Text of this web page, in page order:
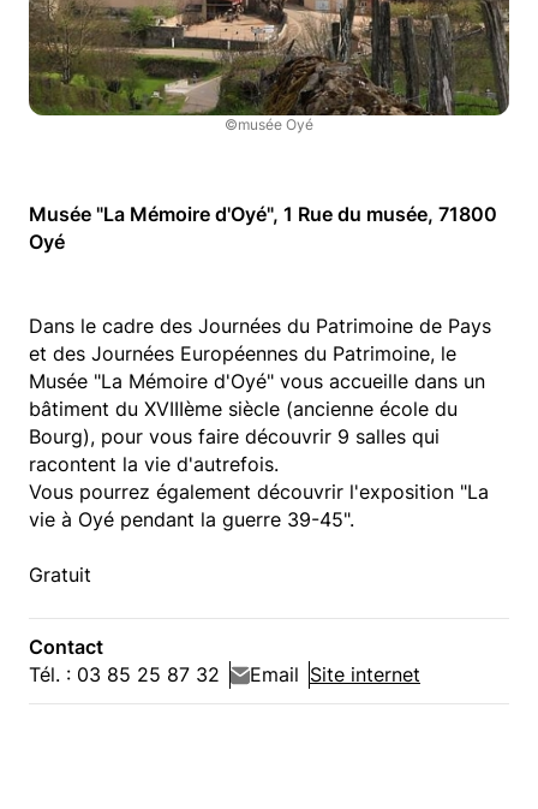
©musée Oyé
Musée "La Mémoire d'Oyé", 1 Rue du musée, 71800
Oyé
Dans le cadre des Journées du Patrimoine de Pays
et des Journées Européennes du Patrimoine, le
Musée "La Mémoire d'Oyé" vous accueille dans un
bâtiment du XVIIIème siècle (ancienne école du
Bourg), pour vous faire découvrir 9 salles qui
racontent la vie d'autrefois.
Vous pourrez également découvrir l'exposition "La
vie à Oyé pendant la guerre 39-45".
Gratuit
Contact
Tél. : 03 85 25 87 32
Email Site internet